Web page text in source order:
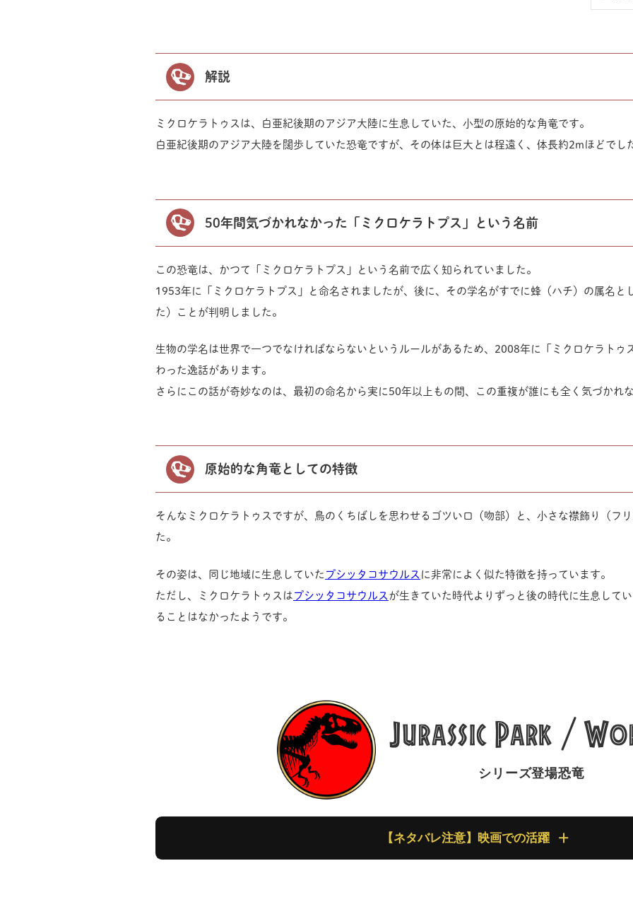
解説
ミクロケラトゥスは、白亜紀後期のアジア大陸に生息していた、小型の原始的な角竜です。
白亜紀後期のアジア大陸を闊歩していた恐竜ですが、その体は巨大とは程遠く、体長約2mほどでし
50年間気づかれなかった「ミクロケラトプス」という名前
この恐竜は、かつて「ミクロケラトプス」という名前で広く知られていました。
1953年に「ミクロケラトプス」と命名されましたが、後に、その学名がすでに蜂（ハチ）の属名と
た）ことが判明しました。
生物の学名は世界で一つでなければならないというルールがあるため、2008年に「ミクロケラトゥ
わった逸話があります。
さらにこの話が奇妙なのは、最初の命名から実に50年以上もの間、この重複が誰にも全く気づかれ
原始的な角竜としての特徴
そんなミクロケラトゥスですが、鳥のくちばしを思わせるゴツい口（吻部）と、小さな襟飾り（フ
た。
その姿は、同じ地域に生息していた プシッタコサウルス に非常によく似た特徴を持っています。
ただし、ミクロケラトゥスは プシッタコサウルス が生きていた時代よりずっと後の時代に生息して
ることはなかったようです。
Jurassic Park /
シリーズ登場恐竜
【ネタバレ注意】映画での活躍